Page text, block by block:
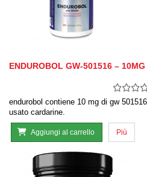
ENDUROBOL GW-501516 –
endurobol contiene 10 mg di gw
usato cardarine.
Aggiungi al carrello Più